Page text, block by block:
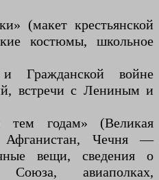
(макет крестьянской
костюмы, школьное
Гражданской войне
встречи с Лениным и
тем годам» (Великая
Афганистан, Чечня —
вещи, сведения о
Союза, авиаполках,